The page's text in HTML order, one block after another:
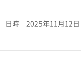
ル展】 日時 2025年